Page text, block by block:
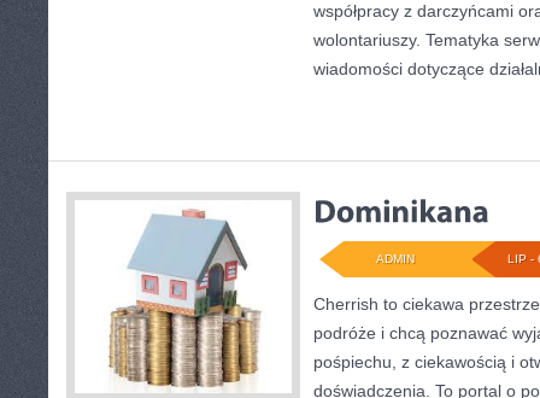
współpracy z darczyńcami
wolontariuszy. Tematyka
wiadomości dotyczące
LIP -
ADMIN
Cherrish to ciekawa
podróże i chcą poznawać
pośpiechu, z ciekawością i
doświadczenia. To portal o